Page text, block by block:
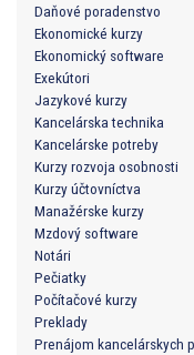
Daňové poradenstvo
Ekonomické kurzy
Ekonomický software
Exekútori
Jazykové kurzy
Kancelárska technika
Kancelárske potreby
Kurzy rozvoja osobnosti
Kurzy účtovníctva
Manažérske kurzy
Mzdový software
Notári
Pečiatky
Počítačové kurzy
Preklady
Prenájom kancelárskych